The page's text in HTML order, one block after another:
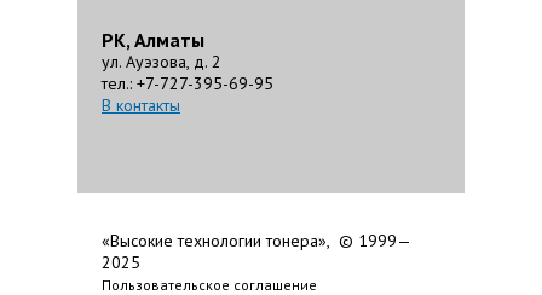
РК, Алматы
ул. Ауэзова, д. 2
тел.: +7-727-395-69-95
В контакты
«Высокие технологии тонера», © 1999—
2025
Пользовательское соглашение